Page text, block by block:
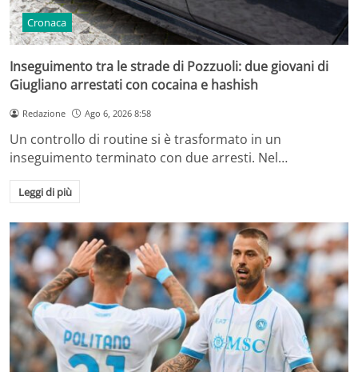
Cronaca
Inseguimento tra le strade di Pozzuoli: due giovani di
Giugliano arrestati con cocaina e hashish
Redazione Ago 6, 2026 8:58
Un controllo di routine si è trasformato in un
inseguimento terminato con due arresti. Nel…
Leggi di più